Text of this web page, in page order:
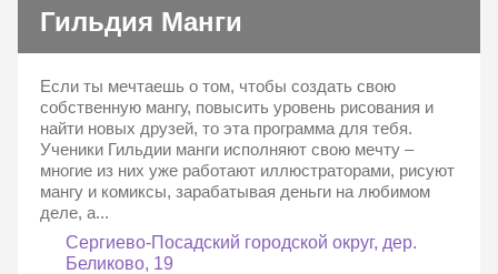
Гильдия Манги
Если ты мечтаешь о том, чтобы создать свою
собственную мангу, повысить уровень рисования и
найти новых друзей, то эта программа для тебя.
Ученики Гильдии манги исполняют свою мечту –
многие из них уже работают иллюстраторами, рисуют
мангу и комиксы, зарабатывая деньги на любимом
деле, а...
Сергиево-Посадский городской округ, дер.
Беликово, 19